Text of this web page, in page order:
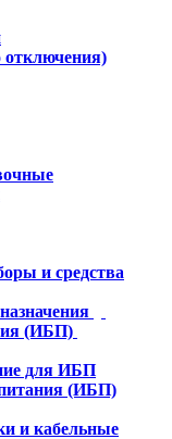
отключения)
и средства
(ИБП)
для ИБП
питания (ИБП)
и кабельные